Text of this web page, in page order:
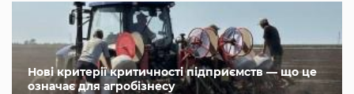
Нові критерії критичності підприємств — що це
означає для агробізнесу